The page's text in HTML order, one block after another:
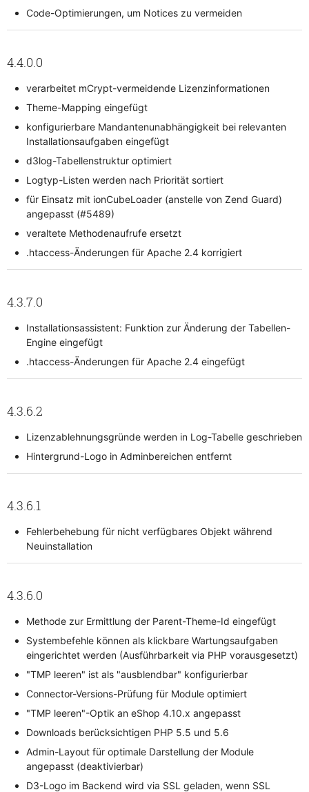
Code-Optimierungen, um Notices zu vermeiden
4.4.0.0
verarbeitet mCrypt-vermeidende Lizenzinformationen
Theme-Mapping eingefügt
konfigurierbare Mandantenunabhängigkeit bei relevanten
Installationsaufgaben eingefügt
d3log-Tabellenstruktur optimiert
Logtyp-Listen werden nach Priorität sortiert
für Einsatz mit ionCubeLoader (anstelle von Zend Guard)
angepasst (#5489)
veraltete Methodenaufrufe ersetzt
.htaccess-Änderungen für Apache 2.4 korrigiert
4.3.7.0
Installationsassistent: Funktion zur Änderung der Tabellen-
Engine eingefügt
.htaccess-Änderungen für Apache 2.4 eingefügt
4.3.6.2
Lizenzablehnungsgründe werden in Log-Tabelle geschrieben
Hintergrund-Logo in Adminbereichen entfernt
4.3.6.1
Fehlerbehebung für nicht verfügbares Objekt während
Neuinstallation
4.3.6.0
Methode zur Ermittlung der Parent-Theme-Id eingefügt
Systembefehle können als klickbare Wartungsaufgaben
eingerichtet werden (Ausführbarkeit via PHP vorausgesetzt)
"TMP leeren" ist als "ausblendbar" konfigurierbar
Connector-Versions-Prüfung für Module optimiert
"TMP leeren"-Optik an eShop 4.10.x angepasst
Downloads berücksichtigen PHP 5.5 und 5.6
Admin-Layout für optimale Darstellung der Module
angepasst (deaktivierbar)
D3-Logo im Backend wird via SSL geladen, wenn SSL